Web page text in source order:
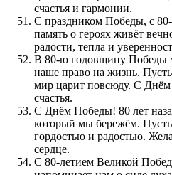
счастья и гармонии.
С праздником Победы, с
память о героях живёт
радости, тепла и
В 80-ю годовщину Победы
наше право на жизнь.
мир царит повсюду. С
счастья.
С Днём Победы! 80 лет
который мы бережём. Пусть
гордостью и радостью.
сердце.
С 80-летием Великой